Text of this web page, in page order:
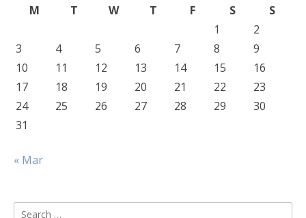
M
T W T F S
S
1
2
3
4 5 6 7 8
9
10
11 12 13 14 15
16
17
18 19 20 21 22
23
24
25 26 27 28 29
30
31
« Mar
Search